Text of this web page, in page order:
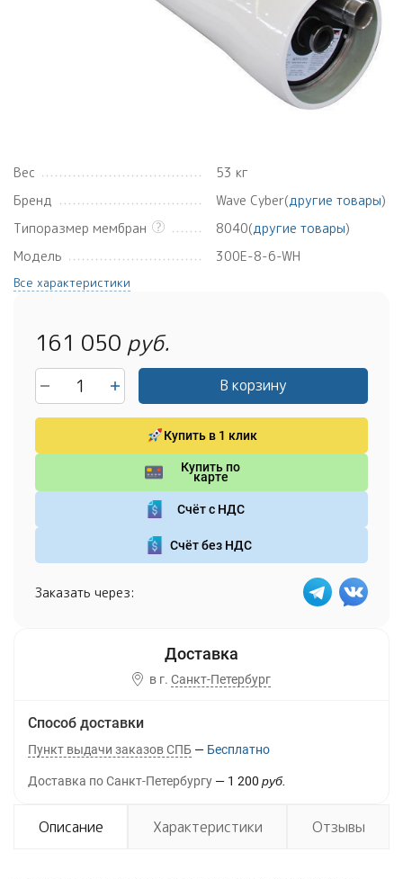
Вес
53 кг
Бренд
Wave Cyber(другие товары)
Типоразмер мембран
8040(другие товары)
Модель
300E-8-6-WH
Все характеристики
161 050 руб.
В корзину
Купить в 1 клик
Купить по
карте
Счёт с НДС
Счёт без НДС
Заказать через:
в г. Санкт-Петербург
Способ доставки
Пункт выдачи заказов СПБ Бесплатно
Доставка по Санкт-Петербургу 1 200 руб.
Описание Характеристики Отзывы